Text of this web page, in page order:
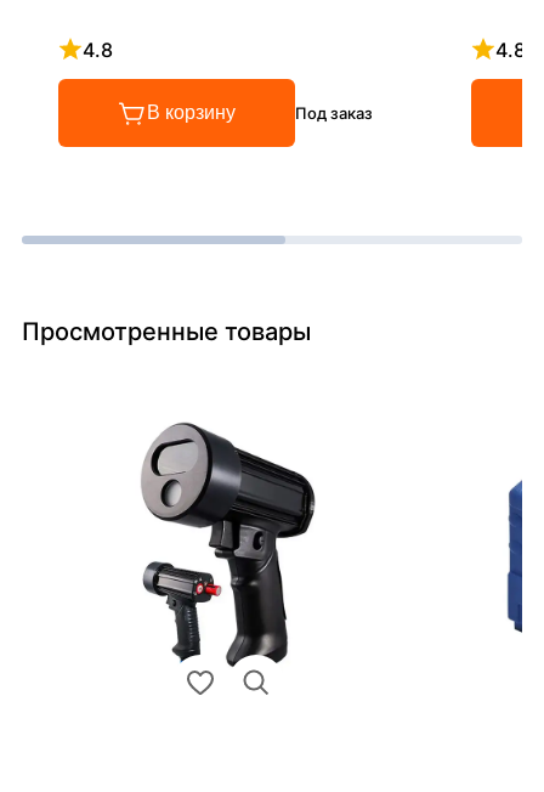
4.8
Рейтинг 4.8 из 5
В корзину Под заказ
4.8
Просмотренные товары